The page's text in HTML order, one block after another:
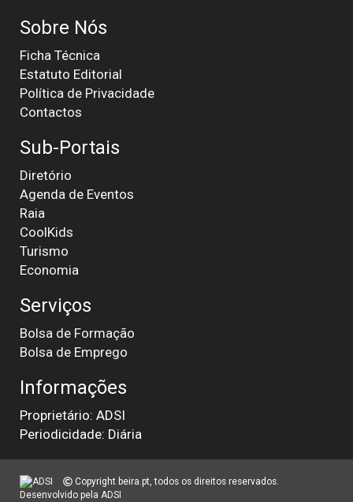
Sobre Nós
Ficha Técnica
Estatuto Editorial
Política de Privacidade
Contactos
Sub-Portais
Diretório
Agenda de Eventos
Raia
CoolKids
Turismo
Economia
Serviços
Bolsa de Formação
Bolsa de Emprego
Informações
Proprietário: ADSI
Periodicidade: Diária
Copyright beira.pt, todos os direitos reservados.
Desenvolvido pela ADSI